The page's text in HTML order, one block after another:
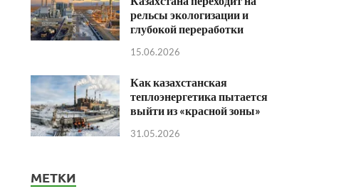
рельсы экологизации и
глубокой переработки
15.06.2026
Как казахстанская
теплоэнергетика пытается
выйти из «красной зоны»
31.05.2026
МЕТКИ